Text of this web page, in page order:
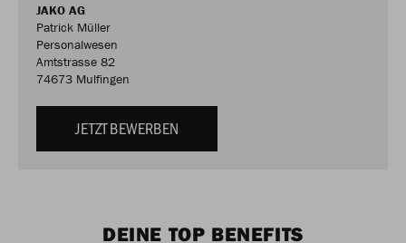
JAKO AG
Patrick Müller
Personalwesen
Amtstrasse 82
74673 Mulfingen
JETZT BEWERBEN
DEINE TOP BENEFITS